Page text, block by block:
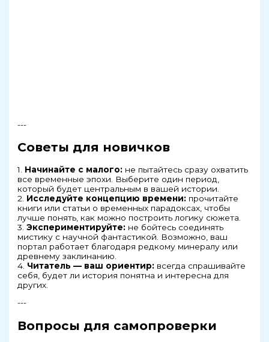
---
Советы для новичков
1. Начинайте с малого: не пытайтесь сразу охватить
все временные эпохи. Выберите один период,
который будет центральным в вашей истории.
2. Исследуйте концепцию времени: прочитайте
книги или статьи о временных парадоксах, чтобы
лучше понять, как можно построить логику сюжета.
3.Экспериментируйте: не бойтесь соединять
мистику с научной фантастикой. Возможно, ваш
портал работает благодаря редкому минералу или
древнему заклинанию.
4. Читатель — ваш ориентир: всегда спрашивайте
себя, будет ли история понятна и интересна для
других.
---
Вопросы для самопроверки